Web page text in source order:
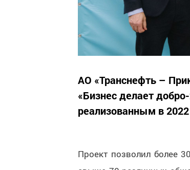
АО «Транснефть –
«Бизнес делает
реализованным в 2022
Проект позволил более